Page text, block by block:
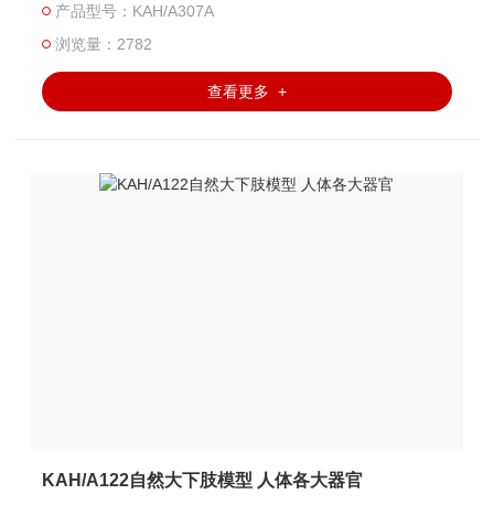
装： 66x30x38CM， 50件/箱， 24KG
产品型号：KAH/A307A
浏览量：2782
查看更多 +
KAH/A122自然大下肢模型 人体各大器官